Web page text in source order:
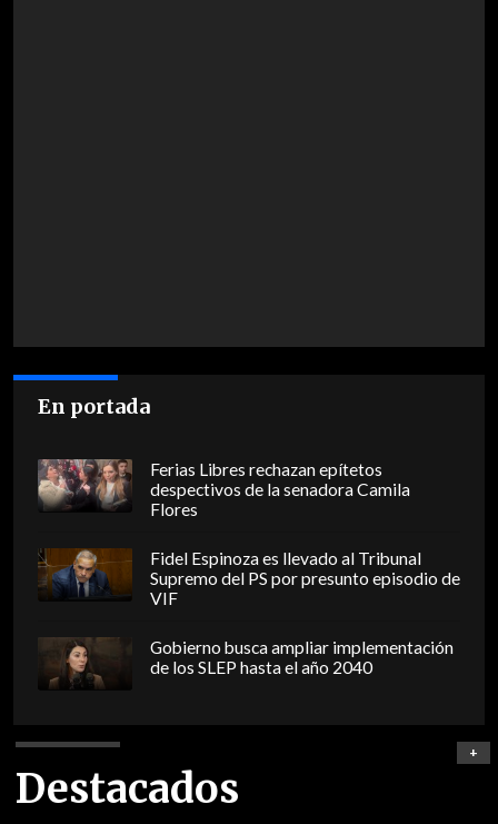
En portada
Ferias Libres rechazan epítetos
despectivos de la senadora Camila
Flores
Fidel Espinoza es llevado al Tribunal
Supremo del PS por presunto episodio de
VIF
Gobierno busca ampliar implementación
de los SLEP hasta el año 2040
Destacados
+